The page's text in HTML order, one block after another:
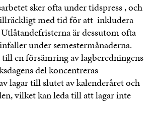
sker ofta under tidspress , och
med tid för att inkludera
är dessutom ofta
under semestermånaderna.
en försämring av lagberedningens
del koncentreras
lagar till slutet av kalenderåret och
vilket kan leda till att lagar inte